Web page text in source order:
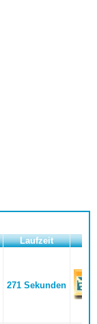
Laufzeit
271 Sekunden